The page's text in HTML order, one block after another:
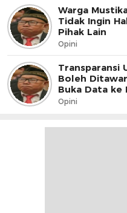
Warga
Tidak Ingin
Pihak Lain
Opini
Transparansi
Boleh
Buka Data ke
Opini